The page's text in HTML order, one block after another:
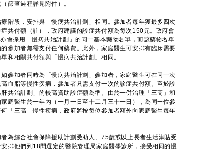
篩查過程詳見附件）。
段，安排與「慢病共治計劃」相同。參加者每年獲最多四次
共付額（註），政府建議的診症共付額為每次150元。政府會
會採用「慢病共治計劃」的同一基本藥物名單，而該藥物名單
參加者無需支付任何藥費。此外，家庭醫生可安排有臨床需要
和相關共付額與「慢病共治計劃」相同。
加者同時為「慢病共治計劃」參加者，家庭醫生可在同一次
血脂等慢性疾病，參加者只需支付一次的診症共付額。至於診
共治計劃」的較高資助診症額為準。由於一併治理「三高」和
庭醫生於一年內（一月一日至十二月三十一日），為同一位參
「三高」慢性疾病，政府將按每位參加者額外向家庭醫生每年
綜合社會保障援助計劃受助人、75歲或以上長者生活津貼受
排他們到18間選定的醫院管理局家庭醫學診所，接受相同的慢